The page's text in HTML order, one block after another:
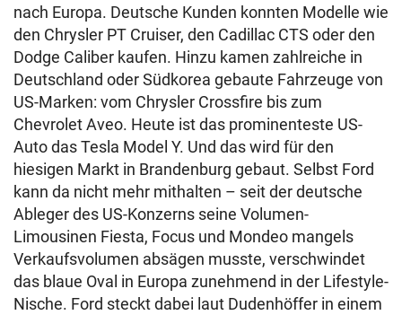
nach Europa. Deutsche Kunden konnten Modelle wie
den Chrysler PT Cruiser, den Cadillac CTS oder den
Dodge Caliber kaufen. Hinzu kamen zahlreiche in
Deutschland oder Südkorea gebaute Fahrzeuge von
US-Marken: vom Chrysler Crossfire bis zum
Chevrolet Aveo. Heute ist das prominenteste US-
Auto das Tesla Model Y. Und das wird für den
hiesigen Markt in Brandenburg gebaut. Selbst Ford
kann da nicht mehr mithalten – seit der deutsche
Ableger des US-Konzerns seine Volumen-
Limousinen Fiesta, Focus und Mondeo mangels
Verkaufsvolumen absägen musste, verschwindet
das blaue Oval in Europa zunehmend in der Lifestyle-
Nische. Ford steckt dabei laut Dudenhöffer in einem